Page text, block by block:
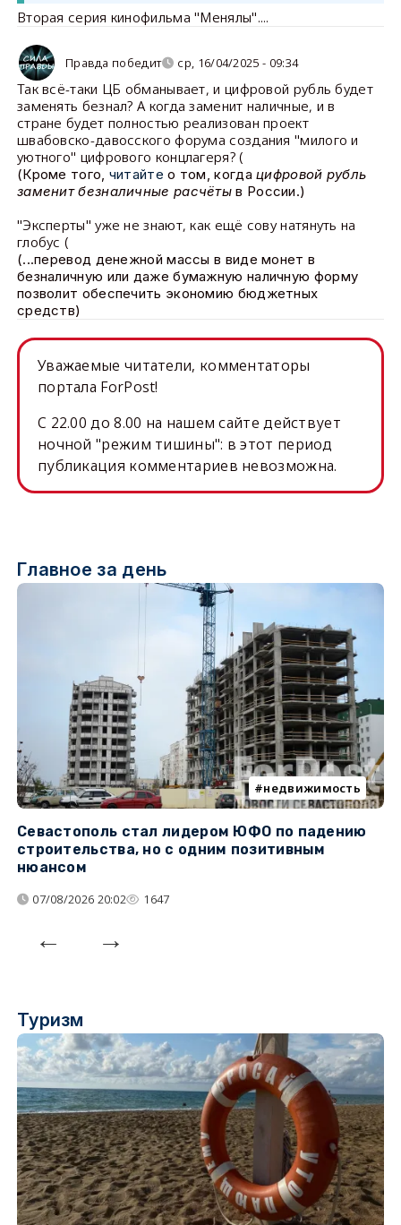
Вторая серия кинофильма "Менялы"....
Правда победит ср, 16/04/2025 - 09:34
Так всё-таки ЦБ обманывает, и цифровой рубль будет
заменять безнал? А когда заменит наличные, и в
стране будет полностью реализован проект
швабовско-давосского форума создания "милого и
уютного" цифрового концлагеря? (
(Кроме того, читайте о том, когдацифровой рубль
заменит безналичные расчёты в России.)
"Эксперты" уже не знают, как ещё сову натянуть на
глобус (
(...перевод денежной массы в виде монет в
безналичную или даже бумажную наличную форму
позволит обеспечить экономию бюджетных
средств)
Уважаемые читатели, комментаторы
портала ForPost!
C 22.00 до 8.00 на нашем сайте действует
ночной "режим тишины": в этот период
публикация комментариев невозможна.
Главное за день
недвижимость
Севастополь стал лидером ЮФО по падению
строительства, но с одним позитивным
нюансом
07/08/2026 20:02 1647
Туризм